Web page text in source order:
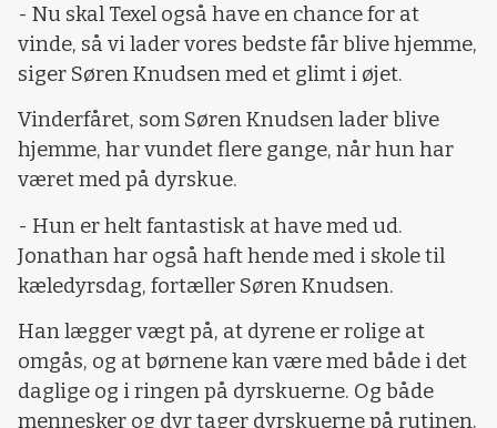
- Nu skal Texel også have en chance for at
vinde, så vi lader vores bedste får blive hjemme,
siger Søren Knudsen med et glimt i øjet.
Vinderfåret, som Søren Knudsen lader blive
hjemme, har vundet flere gange, når hun har
været med på dyrskue.
- Hun er helt fantastisk at have med ud.
Jonathan har også haft hende med i skole til
kæledyrsdag, fortæller Søren Knudsen.
Han lægger vægt på, at dyrene er rolige at
omgås, og at børnene kan være med både i det
daglige og i ringen på dyrskuerne. Og både
mennesker og dyr tager dyrskuerne på rutinen.